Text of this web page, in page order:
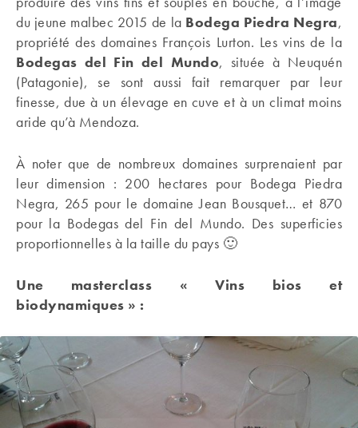
du jeune malbec 2015 de la Bodega Piedra Negra,
propriété des domaines François Lurton. Les vins de la
Bodegas del Fin del Mundo, située à Neuquén
(Patagonie), se sont aussi fait remarquer par leur
finesse, due à un élevage en cuve et à un climat moins
aride qu’à Mendoza.
À noter que de nombreux domaines surprenaient par
leur dimension : 200 hectares pour Bodega Piedra
Negra, 265 pour le domaine Jean Bousquet… et 870
pour la Bodegas del Fin del Mundo. Des superficies
proportionnelles à la taille du pays 🙂
Une masterclass « Vins bios et
biodynamiques » :